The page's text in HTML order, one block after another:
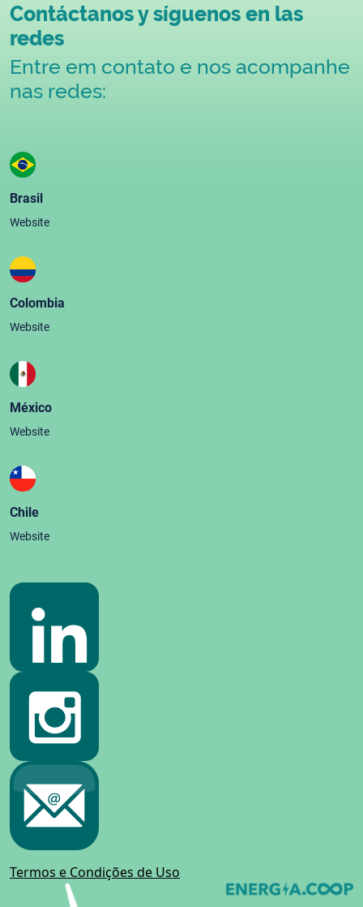
Contáctanos y síguenos en las
redes
Entre em contato e nos acompanhe
nas redes:
Brasil
Website
Colombia
Website
México
Website
Chile
Website
Termos e Condições de Uso